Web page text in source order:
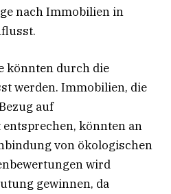
nach Immobilien in
könnten durch die
werden. Immobilien, die
auf
könnten an
von ökologischen
wird
gewinnen, da